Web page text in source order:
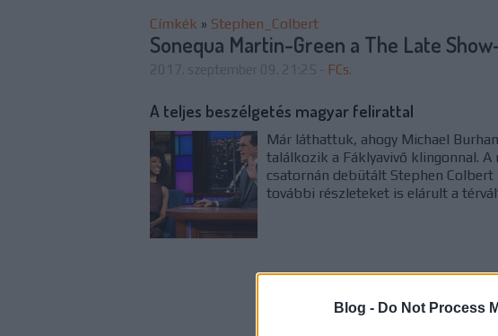
Blog - Do Not Process
Címkék » Stephen_Colbert
Sonequa Martin-Green a The Late
FCs.
A teljes beszélgetés magyar felirattal
Már láthattuk, ahogy Michael
találkozik a Fáklyavivő klingonnal. A
csatornán debütált Stephen
további részleteket is elárult a